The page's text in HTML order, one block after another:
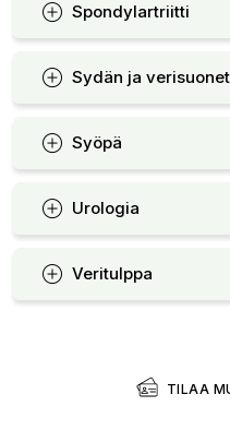
Spondylartriitti
Sydän ja verisuonet
Syöpä
Urologia
Veritulppa
TILAA